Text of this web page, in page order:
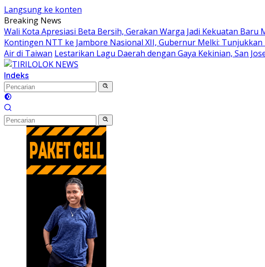
Langsung ke konten
Breaking News
Wali Kota Apresiasi Beta Bersih, Gerakan Warga Jadi Kekuatan Baru
Kontingen NTT ke Jambore Nasional XII, Gubernur Melki:
Air di Taiwan Lestarikan Lagu Daerah dengan Gaya Kekinian, San
Indeks